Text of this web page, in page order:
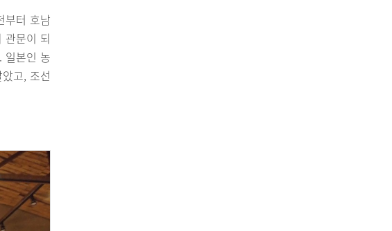
부터 호남
관문이 되
일본인 농
고, 조선